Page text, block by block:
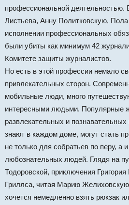
профессиональной деятельностью.
Листьева, Анну Политковскую,
исполнении профессиональных
были убиты как минимум 42
Комитете защиты журналистов.
Но есть в этой профессии немало
привлекательных сторон.
мобильные люди, много
интересными людьми. Популярные
развлекательных и
знают в каждом доме, могут стать
не только для собратьев по перу, а
любознательных людей. Глядя на
Тодоровской, приключения
Гриллса, читая Марию
хочется немедленно взять рюкзак